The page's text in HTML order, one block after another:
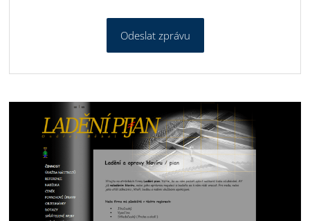
Odeslat zprávu